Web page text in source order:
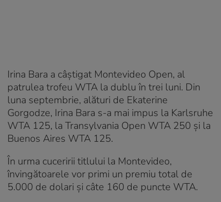
Irina Bara a câștigat Montevideo Open, al
patrulea trofeu WTA la dublu în trei luni. Din
luna septembrie, alături de Ekaterine
Gorgodze, Irina Bara s-a mai impus la Karlsruhe
WTA 125, la Transylvania Open WTA 250 și la
Buenos Aires WTA 125.
În urma cuceririi titlului la Montevideo,
învingătoarele vor primi un premiu total de
5.000 de dolari şi câte 160 de puncte WTA.